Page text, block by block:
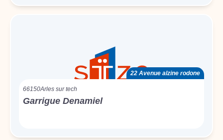
22 Avenue alzine rodone
66150Arles sur tech
Garrigue Denamiel